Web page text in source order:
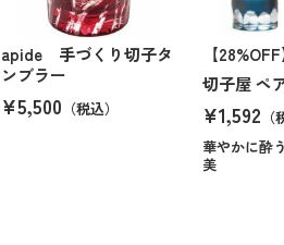
apide 手づくり切子タ
ンブラー
¥5,500 （税込）
【28%OFF
切子屋 ペ
¥1,592 （
華やかに酔
美